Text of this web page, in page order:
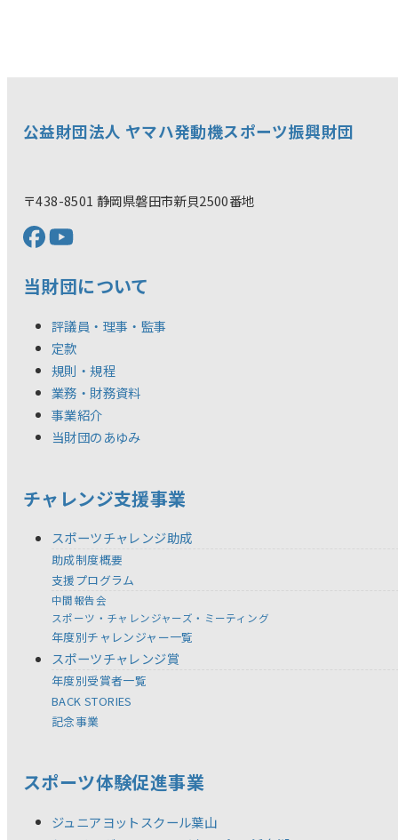
公益財団法人 ヤマハ発動機スポーツ振興財団
〒438-8501 静岡県磐田市新貝2500番地
当財団について
評議員・理事・監事
定款
規則・規程
業務・財務資料
事業紹介
当財団のあゆみ
チャレンジ支援事業
スポーツチャレンジ助成
助成制度概要
支援プログラム
中間報告会
スポーツ・チャレンジャーズ・ミーティング
年度別チャレンジャー一覧
スポーツチャレンジ賞
年度別受賞者一覧
BACK STORIES
記念事業
スポーツ体験促進事業
ジュニアヨットスクール葉山